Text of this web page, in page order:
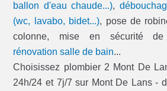
ballon d'eau chaude...),
(wc, lavabo, bidet...), pose de
colonne, mise en sécurité de
rénovation salle de bain...
Choisissez plombier 2 Mont De
24h/24 et 7j/7 sur Mont De Lans -